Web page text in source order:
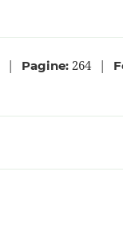
| Pagine:264 |